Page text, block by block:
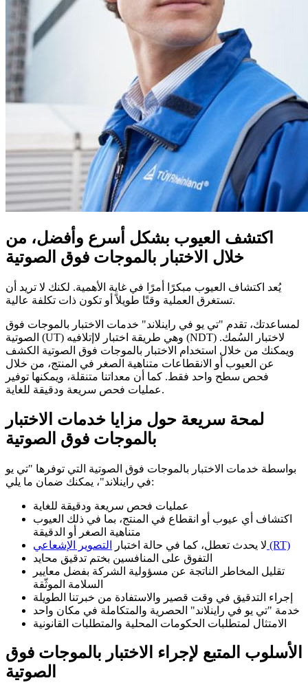
اكتشف العيوب بشكل أسرع وأفضل، من
خلال الاختبار بالموجات فوق الصوتية
يُعد اكتشاف العيوب مبكرًا أمرًا في غاية الأهمية. لكنك لا تريد أن
تستغرق العملية وقتًا طويلاً أو تكون ذات تكلفة عالية.
لمساعدتك، تقدم "تي يو في راينلاند" خدمات الاختبار بالموجات فوق
الصوتية (UT) وهي طريقة اختبار لاإتلافيه (NDT) لاختبار السُمك.
ويمكنك من خلال استخدام الاختبار بالموجات فوق الصوتية الكشف
عن العيوب أو الانقطاعات متناهية الصغر في المنتج، من خلال
فحص سطح واحد فقط. كما أن معداتنا متنقلة، ويمكنها توفير
عمليات فحص سريعة ودقيقة للغاية.
لمحة سريعة حول مزايا خدمات الاختبار
بالموجات فوق الصوتية
بواسطة خدمات الاختبار بالموجات فوق الصوتية التي توفرها "تي يو
في راينلاند"، يمكنك ضمان ما يلي:
عمليات فحص سريعة ودقيقة للغاية
اكتشاف أي عيوب أو انقطاع في المنتج، بما في ذلك العيوب
متناهية الصغر أو الدقيقة
لا يحدث تعطل، كما في حالة اختبار التصوير الإشعاعي (RT)
التفوق على المنافسين بختم تدقيق محايد
تقليل المخاطر الناتجة عن مسؤولية الشركة بفضل معايير
السلامة الموثّقة
إجراء التدقيق في وقت قصير والاستفادة من خبرتنا الطويلة
خدمة "تي يو في راينلاند" الحصرية والمتكاملة في مكان واحد
الامتثال لمتطلبات الحكومات المحلية والمتطلبات القانونية
الأسلوب المتبع لإجراء الاختبار بالموجات فوق
الصوتية